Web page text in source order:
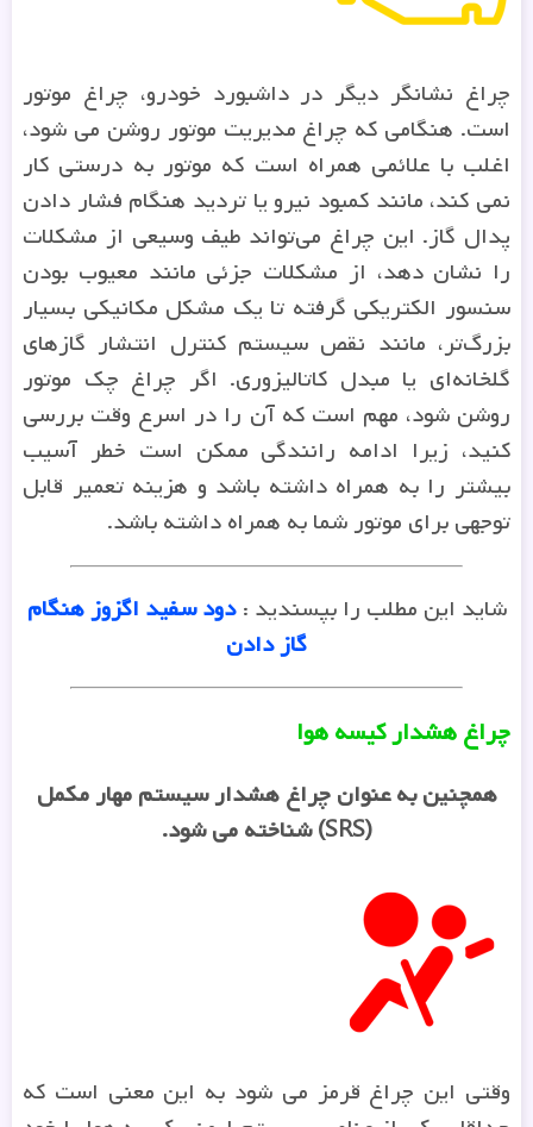
چراغ نشانگر دیگر در داشبورد خودرو، چراغ موتور
است. هنگامی که چراغ مدیریت موتور روشن می شود،
اغلب با علائمی همراه است که موتور به درستی کار
نمی کند، مانند کمبود نیرو یا تردید هنگام فشار دادن
پدال گاز. این چراغ می‌تواند طیف وسیعی از مشکلات
را نشان دهد، از مشکلات جزئی مانند معیوب بودن
سنسور الکتریکی گرفته تا یک مشکل مکانیکی بسیار
بزرگ‌تر، مانند نقص سیستم کنترل انتشار گازهای
گلخانه‌ای یا مبدل کاتالیزوری. اگر چراغ چک موتور
روشن شود، مهم است که آن را در اسرع وقت بررسی
کنید، زیرا ادامه رانندگی ممکن است خطر آسیب
بیشتر را به همراه داشته باشد و هزینه تعمیر قابل
توجهی برای موتور شما به همراه داشته باشد.
شاید این مطلب را بپسندید :دود سفید اگزوز هنگام
گاز دادن
چراغ هشدار کیسه هوا
همچنین به عنوان چراغ هشدار سیستم مهار مکمل
(SRS) شناخته می شود.
وقتی این چراغ قرمز می شود به این معنی است که